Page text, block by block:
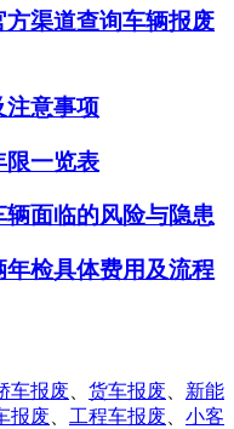
渠道查询车辆报废
注意事项
限一览表
面临的风险与隐患
检具体费用及流程
车报废 货车报废
新能
报废 工程车报废
小客